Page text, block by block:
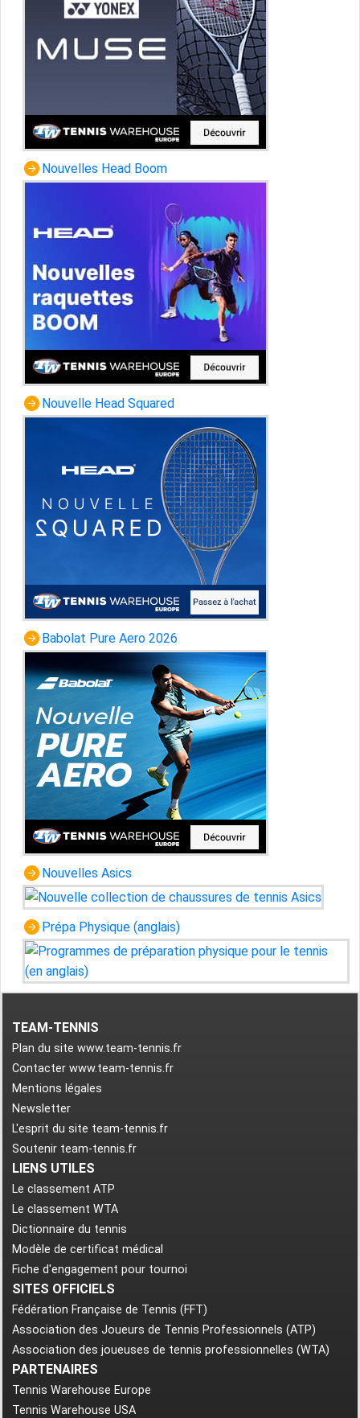
Nouvelles Head Boom
Nouvelle Head Squared
Babolat Pure Aero 2026
Nouvelles Asics
Prépa Physique (anglais)
TEAM-TENNIS
Plan du site www.team-tennis.fr
Contacter www.team-tennis.fr
Mentions légales
Newsletter
L'esprit du site team-tennis.fr
Soutenir team-tennis.fr
LIENS UTILES
Le classement ATP
Le classement WTA
Dictionnaire du tennis
Modèle de certificat médical
Fiche d'engagement pour tournoi
SITES OFFICIELS
Fédération Française de Tennis (FFT)
Association des Joueurs de Tennis Professionnels (ATP)
Association des joueuses de tennis professionnelles (WTA)
PARTENAIRES
Tennis Warehouse Europe
Tennis Warehouse USA